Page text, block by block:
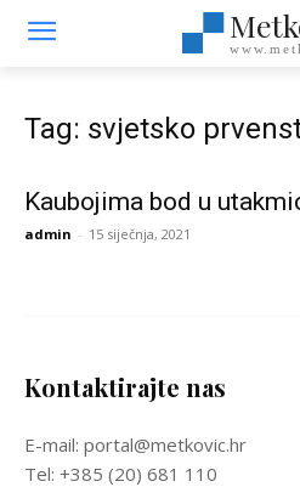
Tag: svjetsko
Kaubojima bod u
admin - 15 siječnja, 2021
Kontaktirajte nas
E-mail: portal@metkovic.hr
Tel: +385 (20) 681 110